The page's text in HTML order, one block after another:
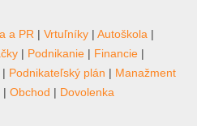
a PR | Vrtuľníky | Autoškola |
| Podnikanie | Financie |
| Podnikateľský plán | Manažment
| Obchod | Dovolenka